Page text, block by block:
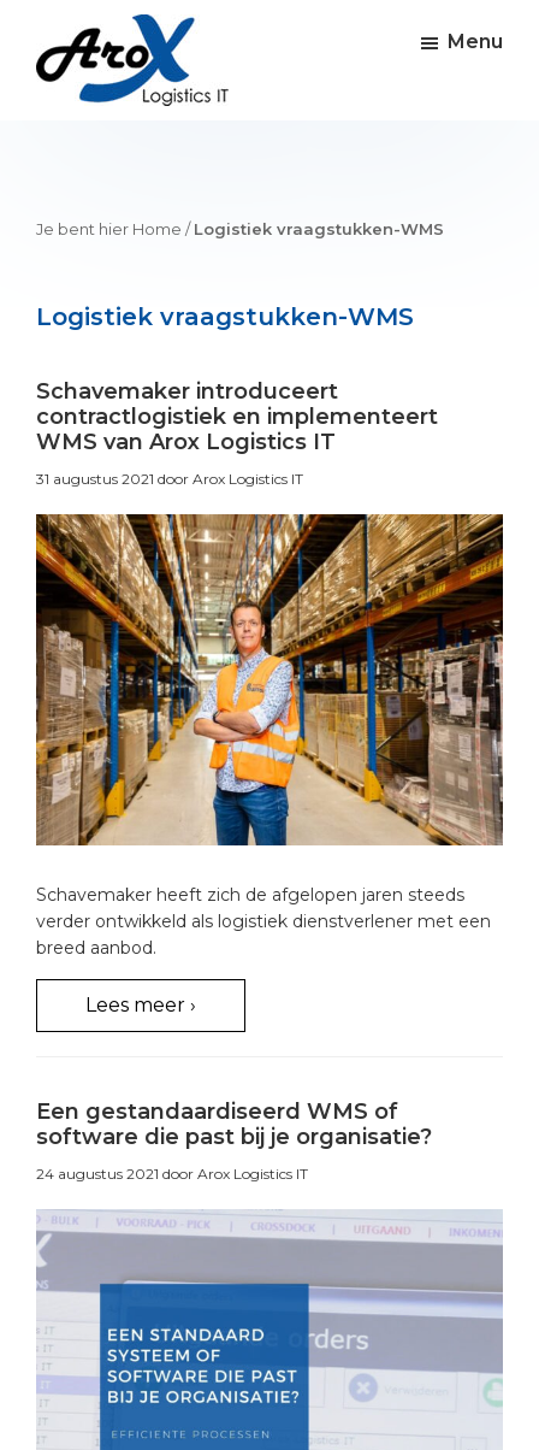
main
primary
footer
Menu
Je bent hier Home /Logistiek vraagstukken-WMS
Logistiek vraagstukken-WMS
Schavemaker introduceert
contractlogistiek en implementeert
WMS van Arox Logistics IT
31 augustus 2021 door Arox Logistics IT
Schavemaker heeft zich de afgelopen jaren steeds
verder ontwikkeld als logistiek dienstverlener met een
breed aanbod.
Lees meer ›
Een gestandaardiseerd WMS of
software die past bij je organisatie?
24 augustus 2021 door Arox Logistics IT
Primary
Sidebar